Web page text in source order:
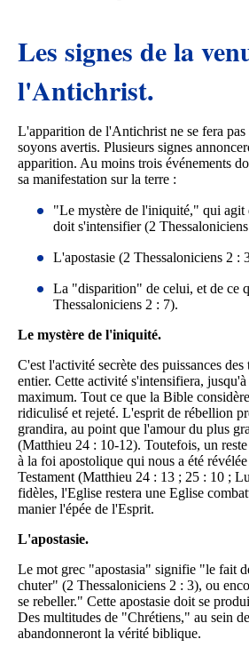
Les signes de la
l'Antichrist.
L'apparition de l'Antichrist ne se fera pas
soyons avertis. Plusieurs signes
apparition. Au moins trois événements
sa manifestation sur la terre :
"Le mystère de l'iniquité," qui agit
doit s'intensifier (2
L'apostasie (2 Thessaloniciens 2 :
La "disparition" de celui, et de ce
Thessaloniciens 2 : 7).
Le mystère de l'iniquité.
C'est l'activité secrète des puissances
entier. Cette activité s'intensifiera, jusqu'à
maximum. Tout ce que la Bible
ridiculisé et rejeté. L'esprit de rébellion
grandira, au point que l'amour du plus
(Matthieu 24 : 10-12). Toutefois, un
à la foi apostolique qui nous a été
Testament (Matthieu 24 : 13 ; 25 : 10 ;
fidèles, l'Eglise restera une Eglise
manier l'épée de l'Esprit.
L'apostasie.
Le mot grec "apostasia" signifie "le fait
chuter" (2 Thessaloniciens 2 : 3), ou
se rebeller." Cette apostasie doit se
Des multitudes de "Chrétiens," au sein
abandonneront la vérité biblique.